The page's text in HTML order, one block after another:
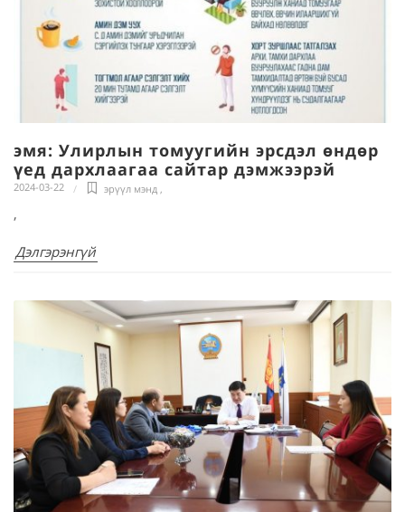
эмя: Улирлын томуугийн эрсдэл өндөр
үед дархлаагаа сайтар дэмжээрэй
2024-03-22 эрүүл мэнд ,
,
Дэлгэрэнгүй